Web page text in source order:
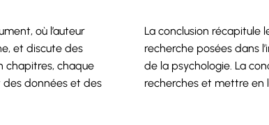
où l’auteur
et discute des
chapitres, chaque
données et des
La conclusion récapitule
recherche posées dans
de la psychologie. La
recherches et mettre en